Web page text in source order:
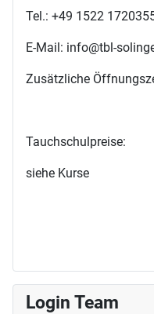
Tel.: +49 1522
E-Mail: info@tbl-
Zusätzliche
Tauchschulpreise:
siehe Kurse
Login Team